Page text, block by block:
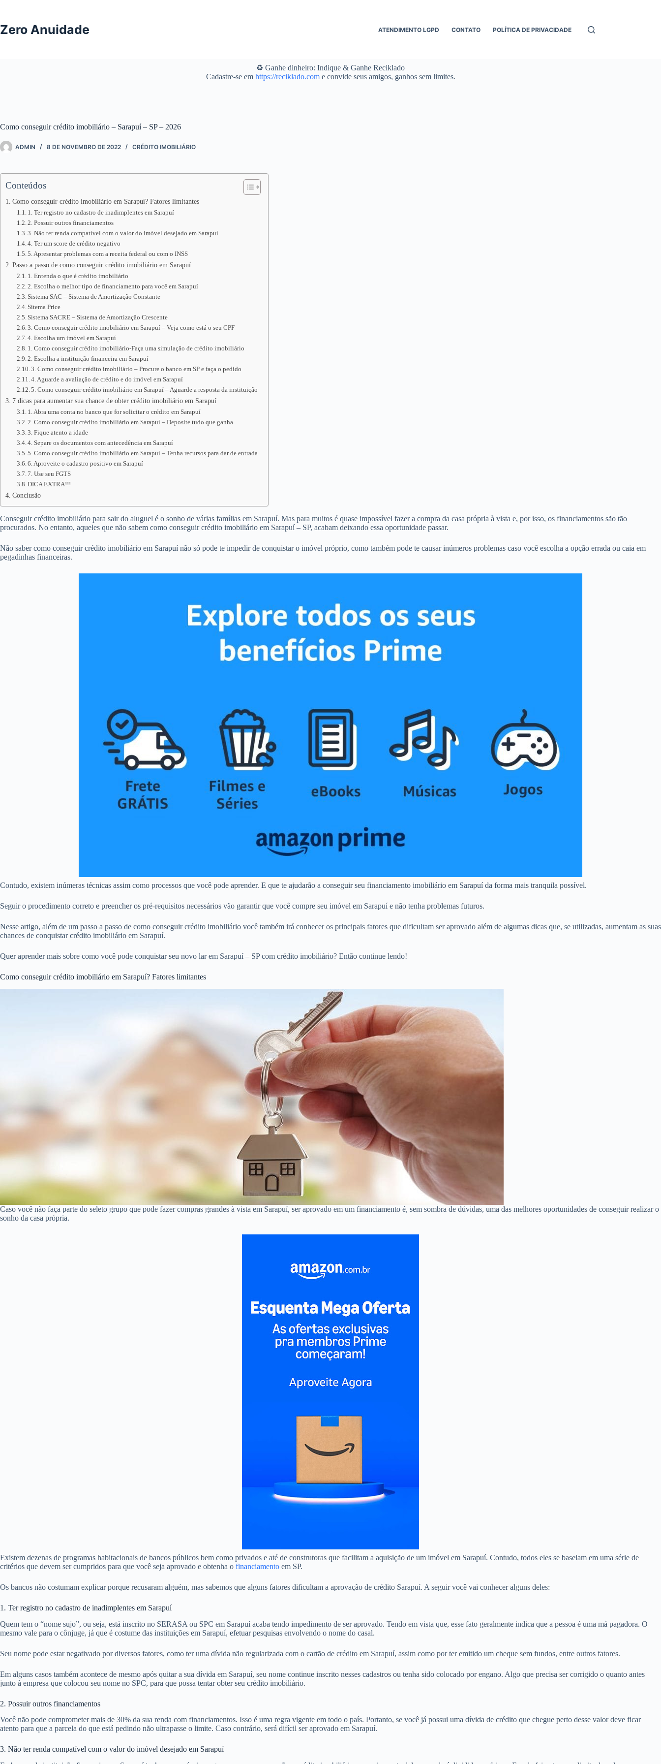
conteúdo
Zero Anuidade ATENDIMENTO LGPD CONTATO POLÍTICA DE PRIVACIDADE
♻️ Ganhe dinheiro: Indique & Ganhe Reciklado
Cadastre-se em https://reciklado.come convide seus amigos, ganhos sem limites.
Como conseguir crédito imobiliário – Sarapuí – SP – 2026
ADMIN 8 DE NOVEMBRO DE 2022 CRÉDITO IMOBILIÁRIO
Conteúdos
Como conseguir crédito imobiliário em Sarapuí? Fatores limitantes
1. Ter registro no cadastro de inadimplentes em Sarapuí
2. Possuir outros financiamentos
3. Não ter renda compatível com o valor do imóvel desejado em Sarapuí
4. Ter um score de crédito negativo
5. Apresentar problemas com a receita federal ou com o INSS
Passo a passo de como conseguir crédito imobiliário em Sarapuí
1. Entenda o que é crédito imobiliário
2. Escolha o melhor tipo de financiamento para você em Sarapuí
Sistema SAC – Sistema de Amortização Constante
Sitema Price
Sistema SACRE – Sistema de Amortização Crescente
3. Como conseguir crédito imobiliário em Sarapuí – Veja como está o seu CPF
4. Escolha um imóvel em Sarapuí
1. Como conseguir crédito imobiliário-Faça uma simulação de crédito imobiliário
2. Escolha a instituição financeira em Sarapuí
3. Como conseguir crédito imobiliário – Procure o banco em SP e faça o pedido
4. Aguarde a avaliação de crédito e do imóvel em Sarapuí
5. Como conseguir crédito imobiliário em Sarapuí – Aguarde a resposta da instituição
7 dicas para aumentar sua chance de obter crédito imobiliário em Sarapuí
1. Abra uma conta no banco que for solicitar o crédito em Sarapuí
2. Como conseguir crédito imobiliário em Sarapuí – Deposite tudo que ganha
3. Fique atento a idade
4. Separe os documentos com antecedência em Sarapuí
5. Como conseguir crédito imobiliário em Sarapuí – Tenha recursos para dar de entrada
6. Aproveite o cadastro positivo em Sarapuí
7. Use seu FGTS
DICA EXTRA!!!
Conclusão
Conseguir crédito imobiliário para sair do aluguel é o sonho de várias famílias em Sarapuí. Mas para muitos é quase impossível fazer a compra da casa própria à vista e, por isso, os financiamentos são tão
procurados. No entanto, aqueles que não sabem como conseguir crédito imobiliário em Sarapuí – SP, acabam deixando essa oportunidade passar.
Não saber como conseguir crédito imobiliário em Sarapuí não só pode te impedir de conquistar o imóvel próprio, como também pode te causar inúmeros problemas caso você escolha a opção errada ou caia em
pegadinhas financeiras.
Contudo, existem inúmeras técnicas assim como processos que você pode aprender. E que te ajudarão a conseguir seu financiamento imobiliário em Sarapuí da forma mais tranquila possível.
Seguir o procedimento correto e preencher os pré-requisitos necessários vão garantir que você compre seu imóvel em Sarapuí e não tenha problemas futuros.
Nesse artigo, além de um passo a passo de como conseguir crédito imobiliário você também irá conhecer os principais fatores que dificultam ser aprovado além de algumas dicas que, se utilizadas, aumentam as suas
chances de conquistar crédito imobiliário em Sarapuí.
Quer aprender mais sobre como você pode conquistar seu novo lar em Sarapuí – SP com crédito imobiliário? Então continue lendo!
Como conseguir crédito imobiliário em Sarapuí? Fatores limitantes
Caso você não faça parte do seleto grupo que pode fazer compras grandes à vista em Sarapuí, ser aprovado em um financiamento é, sem sombra de dúvidas, uma das melhores oportunidades de conseguir realizar o
sonho da casa própria.
Existem dezenas de programas habitacionais de bancos públicos bem como privados e até de construtoras que facilitam a aquisição de um imóvel em Sarapuí. Contudo, todos eles se baseiam em uma série de
critérios que devem ser cumpridos para que você seja aprovado e obtenha o financiamento em SP.
Os bancos não costumam explicar porque recusaram alguém, mas sabemos que alguns fatores dificultam a aprovação de crédito Sarapuí. A seguir você vai conhecer alguns deles:
1. Ter registro no cadastro de inadimplentes em Sarapuí
Quem tem o “nome sujo”, ou seja, está inscrito no SERASA ou SPC em Sarapuí acaba tendo impedimento de ser aprovado. Tendo em vista que, esse fato geralmente indica que a pessoa é uma má pagadora. O
mesmo vale para o cônjuge, já que é costume das instituições em Sarapuí, efetuar pesquisas envolvendo o nome do casal.
Seu nome pode estar negativado por diversos fatores, como ter uma dívida não regularizada com o cartão de crédito em Sarapuí, assim como por ter emitido um cheque sem fundos, entre outros fatores.
Em alguns casos também acontece de mesmo após quitar a sua dívida em Sarapuí, seu nome continue inscrito nesses cadastros ou tenha sido colocado por engano. Algo que precisa ser corrigido o quanto antes
junto à empresa que colocou seu nome no SPC, para que possa tentar obter seu crédito imobiliário.
2. Possuir outros financiamentos
Você não pode comprometer mais de 30% da sua renda com financiamentos. Isso é uma regra vigente em todo o país. Portanto, se você já possui uma dívida de crédito que chegue perto desse valor deve ficar
atento para que a parcela do que está pedindo não ultrapasse o limite. Caso contrário, será difícil ser aprovado em Sarapuí.
3. Não ter renda compatível com o valor do imóvel desejado em Sarapuí